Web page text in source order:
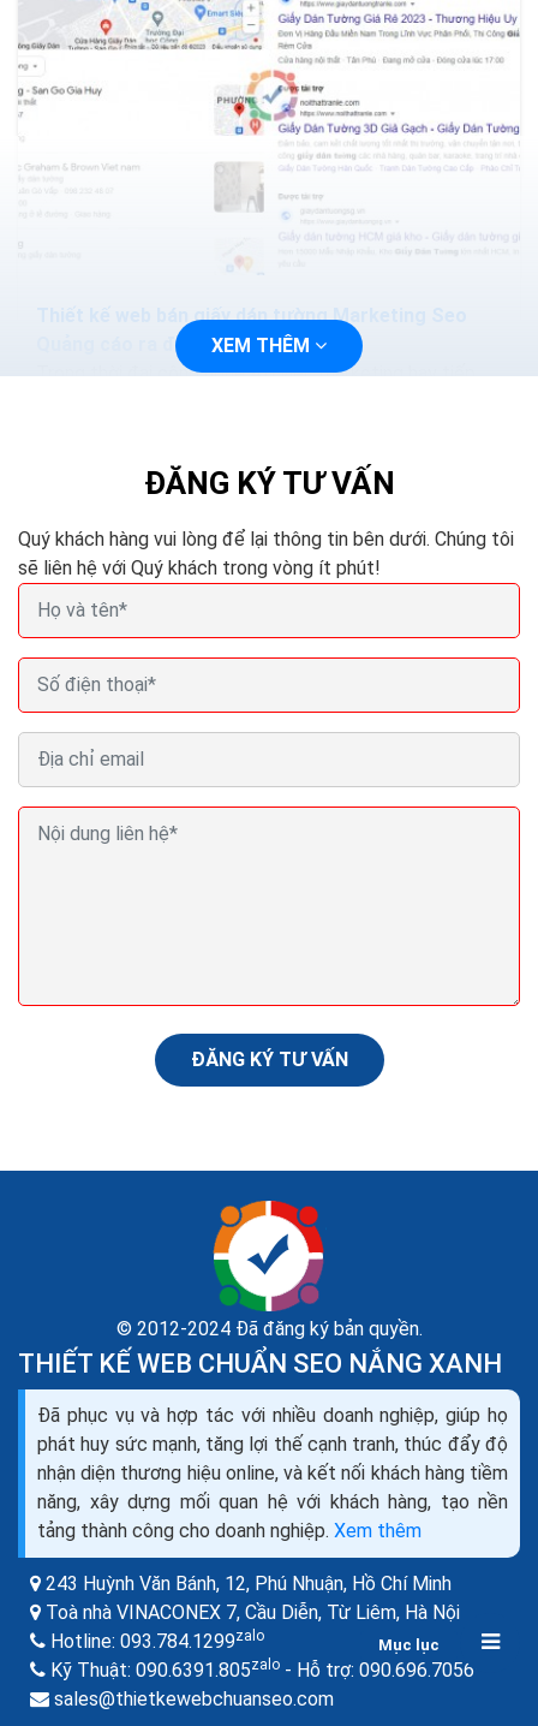
Mục lục
Thiết kế web bán giấy dán tường Marketing Seo
Quảng cáo ra đơn 100%
Trong thời đại công nghệ 4.0 việc marketing hay tiếp
thiệu...
Thiết kế website bán máy đếm tiền seo quảng cáo
marketing ra đơn 100%
Bạn đang cần tìm hiểu về thiết kế web bán máy đếm
tiền như thế nào cho chuyên nghiệp, để mang lại hiệu
quả kinh doanh cao nhất trong thời buổi kinh doanh...
XEM THÊM
ĐĂNG KÝ TƯ VẤN
Quý khách hàng vui lòng để lại thông tin bên dưới. Chúng tôi
sẽ liên hệ với Quý khách trong vòng ít phút!
ĐĂNG KÝ TƯ VẤN
© 2012-2024 Đã đăng ký bản quyền.
THIẾT KẾ WEB CHUẨN SEO NẮNG XANH
Đã phục vụ và hợp tác với nhiều doanh nghiệp, giúp họ
phát huy sức mạnh, tăng lợi thế cạnh tranh, thúc đẩy độ
nhận diện thương hiệu online, và kết nối khách hàng tiềm
năng, xây dựng mối quan hệ với khách hàng, tạo nền
tảng thành công cho doanh nghiệp. Xem thêm
243 Huỳnh Văn Bánh, 12, Phú Nhuận, Hồ Chí Minh
Toà nhà VINACONEX 7, Cầu Diễn, Từ Liêm, Hà Nội
Hotline: 093.784.1299zalo
Kỹ Thuật: 090.6391.805zalo - Hỗ trợ: 090.696.7056
sales@thietkewebchuanseo.com